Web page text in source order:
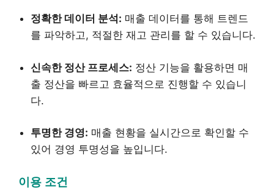
정확한 데이터 분석: 매출 데이터를 통해 트렌드
를 파악하고, 적절한 재고 관리를 할 수 있습니다.
신속한 정산 프로세스: 정산 기능을 활용하면 매
출 정산을 빠르고 효율적으로 진행할 수 있습니
다.
투명한 경영: 매출 현황을 실시간으로 확인할 수
있어 경영 투명성을 높입니다.
이용 조건